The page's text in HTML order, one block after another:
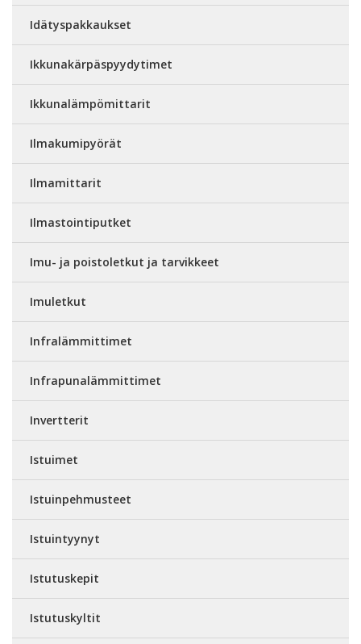
Idätyspakkaukset
Ikkunakärpäspyydytimet
Ikkunalämpömittarit
Ilmakumipyörät
Ilmamittarit
Ilmastointiputket
Imu- ja poistoletkut ja tarvikkeet
Imuletkut
Infralämmittimet
Infrapunalämmittimet
Invertterit
Istuimet
Istuinpehmusteet
Istuintyynyt
Istutuskepit
Istutuskyltit